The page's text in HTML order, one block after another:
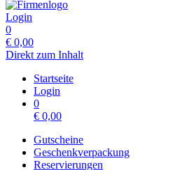
Login
0
€ 0,00
Direkt zum Inhalt
Startseite
Login
0
€ 0,00
Gutscheine
Geschenkverpackung
Reservierungen